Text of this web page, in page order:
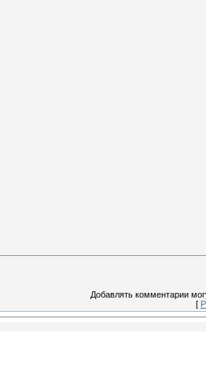
Добавлять комментарии
[